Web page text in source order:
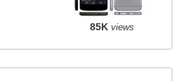
85K views